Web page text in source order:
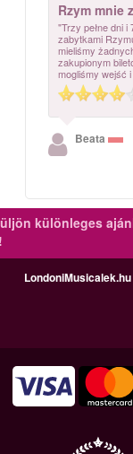
Rzym mnie
"Trzy pełne dni
zabytkami
mieliśmy
zakupionym
mogliśmy wejść
Beata
különleges
LondoniMusicalek.hu